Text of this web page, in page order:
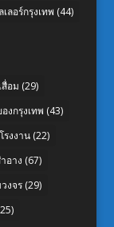
ลอร์กรุงเทพ (44)
อม (29)
งกรุงเทพ (43)
งงาน(22)
อาง (67)
งจร(29)